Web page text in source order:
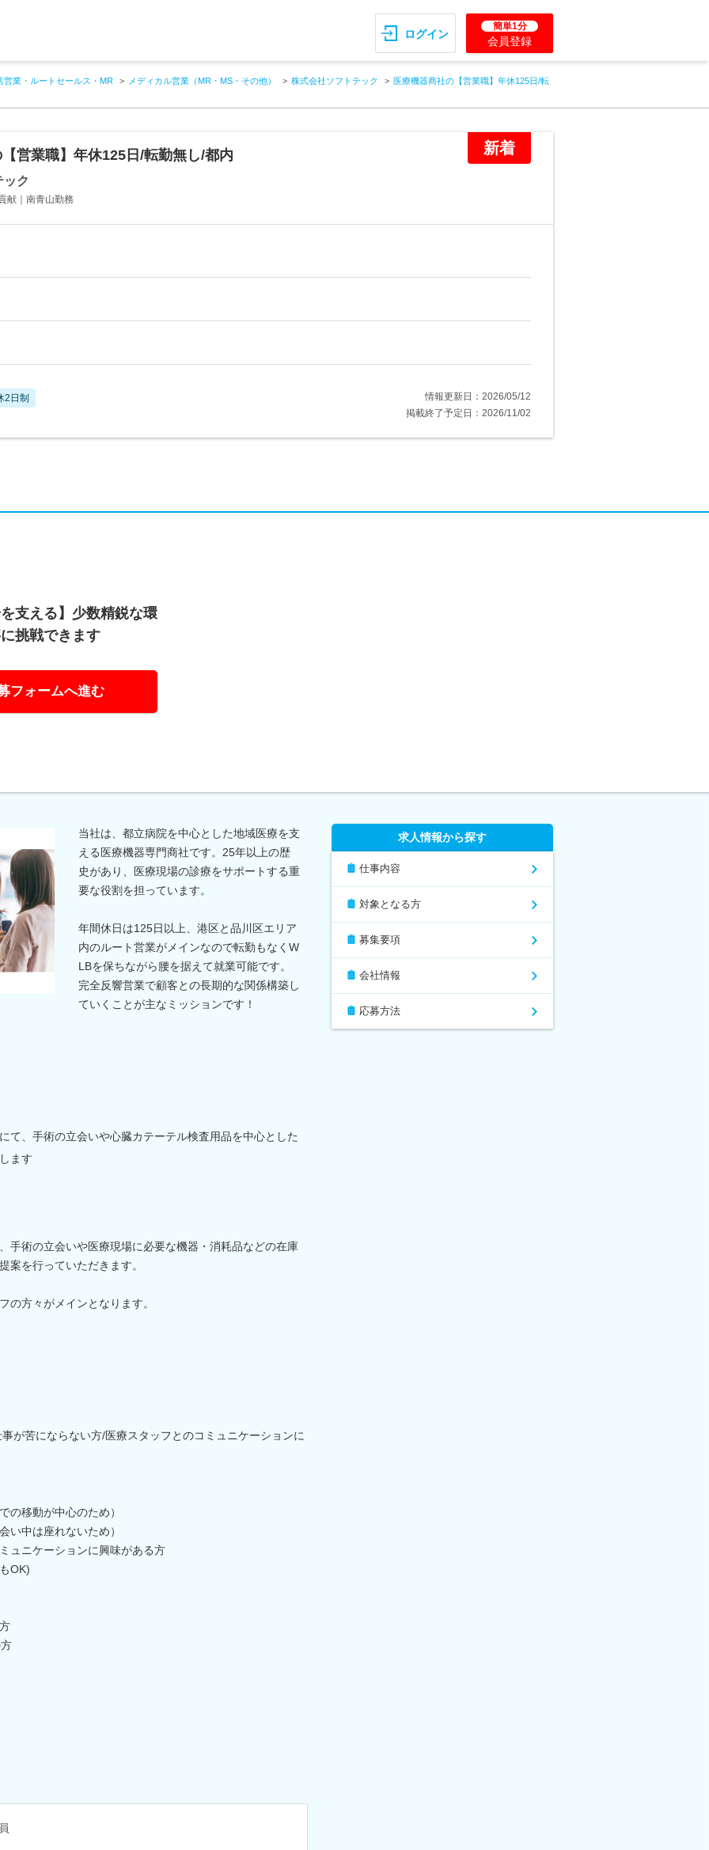
ログイン
簡単1分
会員登録
営業・ルートセールス・MR メディカル営業（MR・MS・その他） 株式会社ソフトテック 医療機器商社の【営業職】年休125日/転
新着
営業職】年休125日/転勤無し/都内
ック
献｜南青山勤務
2日制
情報更新日：2026/05/12
掲載終了予定日：2026/11/02
支える】少数精鋭な環
挑戦できます
フォームへ進む
当社は、都立病院を中心とした地域医療を支
える医療機器専門商社です。25年以上の歴
史があり、医療現場の診療をサポートする重
要な役割を担っています。
年間休日は125日以上、港区と品川区エリア
内のルート営業がメインなので転勤もなくW
LBを保ちながら腰を据えて就業可能です。
完全反響営業で顧客との長期的な関係構築し
ていくことが主なミッションです！
て、手術の立会いや心臓カテーテル検査用品を中心とした
ます
手術の立会いや医療現場に必要な機器・消耗品などの在庫
案を行っていただきます。
の方々がメインとなります。
が苦にならない方/医療スタッフとのコミュニケーションに
の移動が中心のため）
い中は座れないため）
ュニケーションに興味がある方
OK)
求人情報から探す
仕事内容
対象となる方
募集要項
会社情報
応募方法